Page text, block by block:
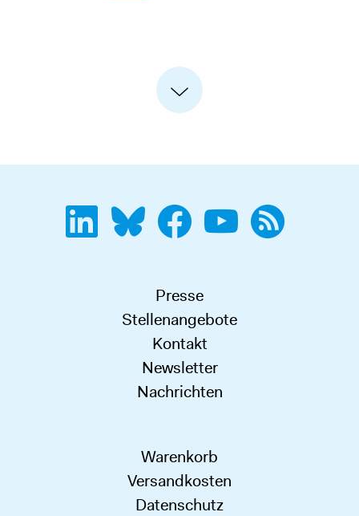
Presse
Stellenangebote
Kontakt
Newsletter
Nachrichten
Warenkorb
Versandkosten
Datenschutz